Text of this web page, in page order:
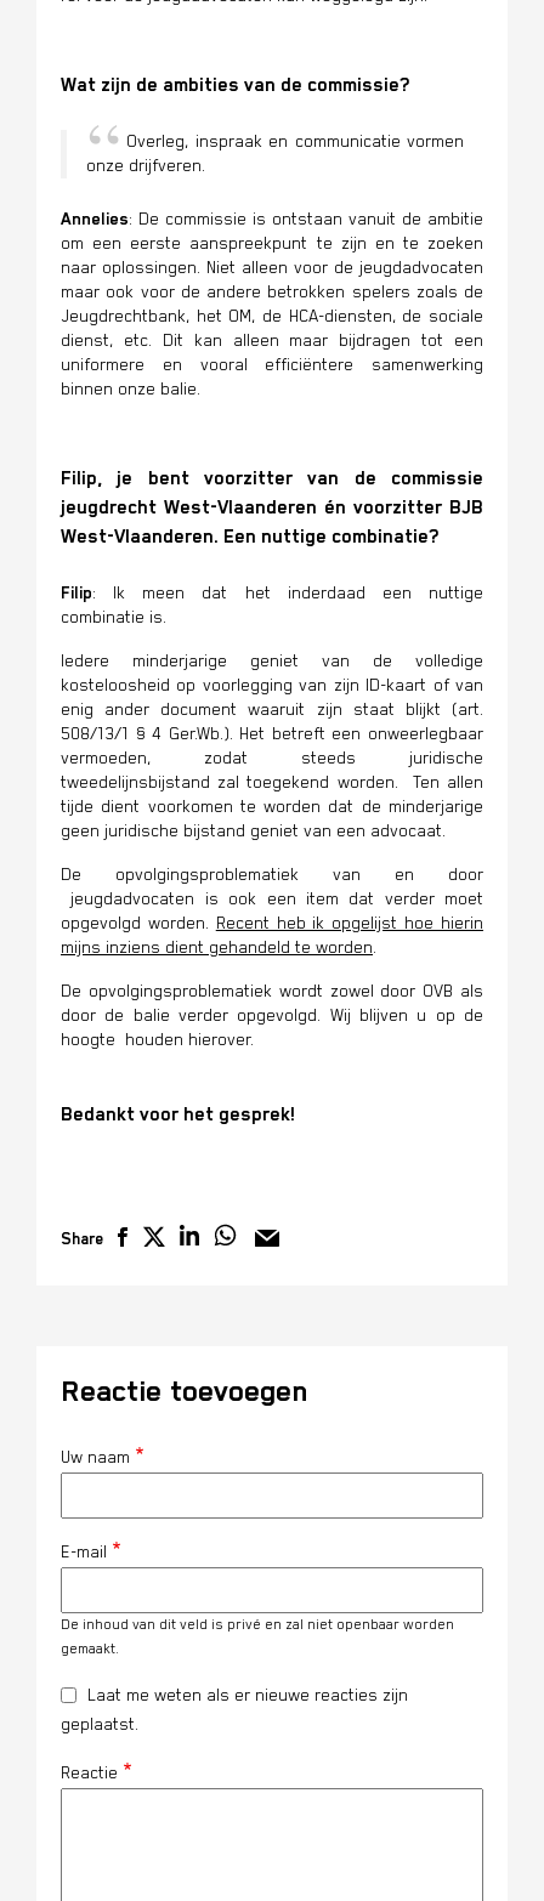
Wat zijn de ambities van de commissie?
Overleg, inspraak en communicatie vormen
onze drijfveren.
Annelies: De commissie is ontstaan vanuit de ambitie
om een eerste aanspreekpunt te zijn en te zoeken
naar oplossingen. Niet alleen voor de jeugdadvocaten
maar ook voor de andere betrokken spelers zoals de
Jeugdrechtbank, het OM, de HCA-diensten, de sociale
dienst, etc. Dit kan alleen maar bijdragen tot een
uniformere en vooral efficiëntere samenwerking
binnen onze balie.
Filip, je bent voorzitter van de commissie
jeugdrecht West-Vlaanderen én voorzitter BJB
West-Vlaanderen. Een nuttige combinatie?
Filip: Ik meen dat het inderdaad een nuttige
combinatie is.
Iedere minderjarige geniet van de volledige
kosteloosheid op voorlegging van zijn ID-kaart of van
enig ander document waaruit zijn staat blijkt (art.
508/13/1 § 4 Ger.Wb.). Het betreft een onweerlegbaar
vermoeden, zodat steeds juridische
tweedelijnsbijstand zal toegekend worden. Ten allen
tijde dient voorkomen te worden dat de minderjarige
geen juridische bijstand geniet van een advocaat.
De opvolgingsproblematiek van en door
jeugdadvocaten is ook een item dat verder moet
opgevolgd worden. Recent heb ik opgelijst hoe hierin
mijns inziens dient gehandeld te worden.
De opvolgingsproblematiek wordt zowel door OVB als
door de balie verder opgevolgd. Wij blijven u op de
hoogte houden hierover.
Bedankt voor het gesprek!
Share
Reactie toevoegen
Uw naam
E-mail
De inhoud van dit veld is privé en zal niet openbaar worden
gemaakt.
Laat me weten als er nieuwe reacties zijn
geplaatst.
Reactie